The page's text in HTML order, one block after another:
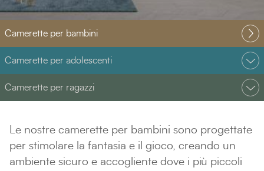
Camerette per bambini
Camerette per adolescenti
Camerette per ragazzi
Le nostre camerette per bambini sono progettate
per stimolare la fantasia e il gioco, creando un
ambiente sicuro e accogliente dove i più piccoli